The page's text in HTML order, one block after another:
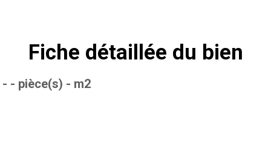
Fiche détaillée du bien
- - pièce(s) - m2